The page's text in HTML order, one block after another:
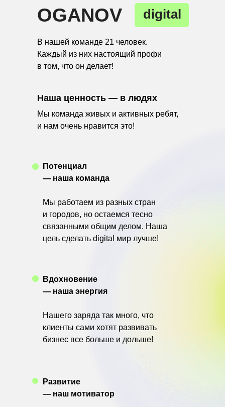
В нашей команде 21 человек.
Каждый из них настоящий профи
в том, что он делает!
Наша ценность — в людях
OGANOV digital
Мы команда живых и активных ребят,
и нам очень нравится это!
Потенциал
— наша команда
Мы работаем из разных стран
и городов, но остаемся тесно
связанными общим делом. Наша
цель сделать digital мир лучше!
Вдохновение
— наша энергия
Нашего заряда так много, что
клиенты сами хотят развивать
бизнес все больше и дольше!
Развитие
— наш мотиватор